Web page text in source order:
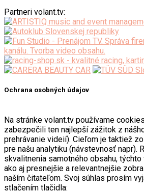
Partneri volant.tv:
Ochrana osobných údajov
Na stránke volant.tv používame
zabezpečili ten najlepší zážitok z
prehrávanie videií). Cieľom je taktiež
pre našu analytiku (návstevnosť napr).
skvalitnenia samotného obsahu,
ako aj presnejšie a relevantnejšie
naším čitateľom. Svoj súhlas prosím
stlačením tlačidla: